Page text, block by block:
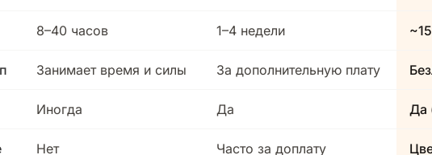
8–40 часов 1–4 недели
Занимает время и силы За дополнительную плату
Иногда Да Да
Нет Часто за доплату